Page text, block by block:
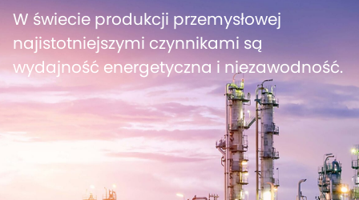
W świecie produkcji przemysłowej
najistotniejszymi czynnikami są
wydajność energetyczna i niezawodność.